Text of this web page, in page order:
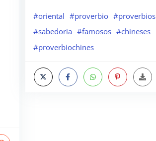
#oriental #proverbio #proverbios
#sabedoria #famosos #chineses
#proverbiochines